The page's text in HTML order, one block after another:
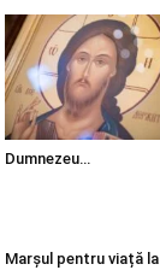
Dumnezeu…
Marșul pentru viață la